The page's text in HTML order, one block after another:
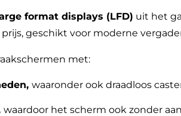
format displays (LFD) uit het
geschikt voor moderne
met:
waaronder ook draadloos
waardoor het scherm ook zonder